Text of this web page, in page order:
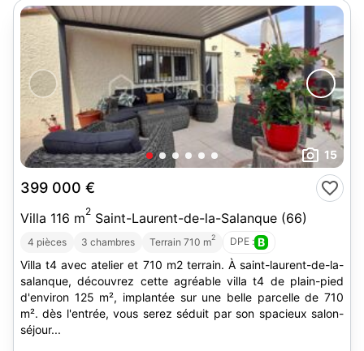
15
399 000 €
Villa 116 m2 Saint-Laurent-de-la-Salanque (66)
4 pièces 3 chambres Terrain 710 m2 DPE : B
Villa t4 avec atelier et 710 m2 terrain. À saint-laurent-de-la-
salanque, découvrez cette agréable villa t4 de plain-pied
d'environ 125 m², implantée sur une belle parcelle de 710
m². dès l'entrée, vous serez séduit par son spacieux salon-
séjour...